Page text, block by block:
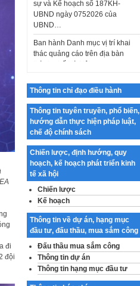
đi
đội
Ban hành Danh mục vị trí khai
thác quảng cáo trên địa bàn
thành phố Hà Nội
Kế hoạch Tổ chức Cuộc thi
chính luận về bảo vệ nền tảng tư
Công bố công khai dự toán kinh
phí xây dựng pháp luật, hoàn
thiện thể chế, chính…
Quy định về nghiên cứu, ứng
dụng khoa học, công nghệ, đổi
mới sáng tạo và chuyển…
Quy định chi tiết và hướng dẫn
thi hành một số điều của Luật Lý
lịch tư…
Sửa đổi, bổ sung một số nội
dung tại Nghị quyết số 30/NQ-
CP ngày 24 tháng 02…
Ban hành Chương trình hành
động của Chính phủ thực hiện
Nghị quyết số 02-NQ/TW ngày
17…
Thông tin chỉ đạo điều hành
Thông tin tuyên truyền, phổ biến,
hướng dẫn thực hiện pháp luật,
chế độ chính sách
Chiến lược, định hướng, quy
hoạch, kế hoạch phát triển kinh
tế xã hội
Chiến lược
Kế hoạch
Thông tin về dự án, hạng mục
đầu tư, đấu thầu, mua sắm công
Đấu thầu mua sắm công
Thông tin dự án
Thông tin hạng mục đầu tư